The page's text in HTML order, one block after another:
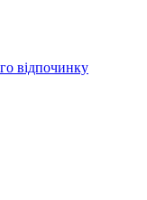
відпочинку